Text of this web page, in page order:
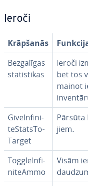
Ieroči
Krāpšanās
Bez­ga­lī­gas
sta­tis­ti­kas
Ieroči
bet tos
mainot
Gi­veIn­fi­ni­
teS­tat­sTo­
Tar­get
jiem.
ToggleIn­fi­
ni­teAmmo
Visām